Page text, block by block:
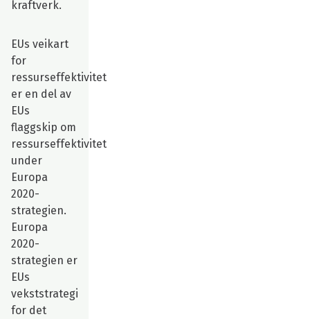
kraftverk.
EUs veikart
for
ressurseffektivitet
er en del av
EUs
flaggskip om
ressurseffektivitet
under
Europa
2020-
strategien.
Europa
2020-
strategien er
EUs
vekststrategi
for det